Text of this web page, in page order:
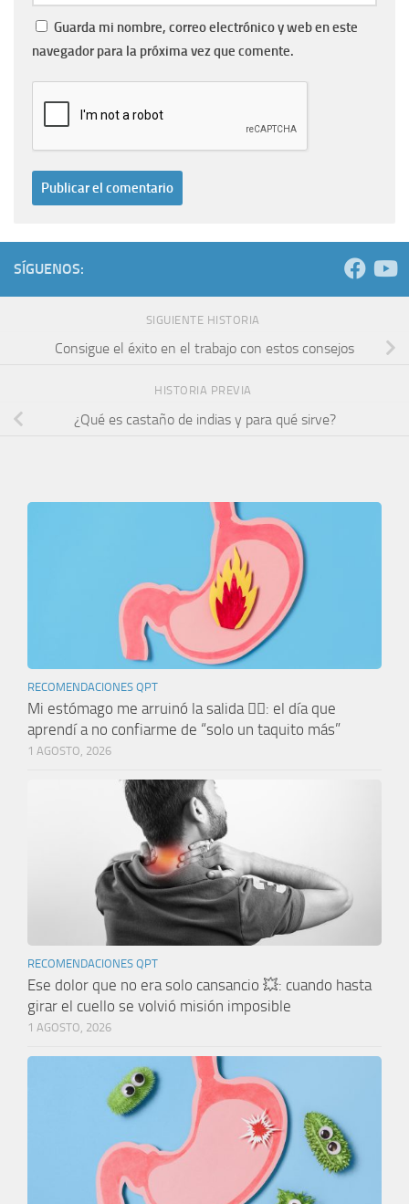
Guarda mi nombre, correo electrónico y web en este
navegador para la próxima vez que comente.
SÍGUENOS:
SIGUIENTE HISTORIA
Consigue el éxito en el trabajo con estos consejos
HISTORIA PREVIA
¿Qué es castaño de indias y para qué sirve?
RECOMENDACIONES QPT
Mi estómago me arruinó la salida 🤦‍♀️: el día que
aprendí a no confiarme de “solo un taquito más”
1 AGOSTO, 2026
RECOMENDACIONES QPT
Ese dolor que no era solo cansancio 💥: cuando hasta
girar el cuello se volvió misión imposible
1 AGOSTO, 2026